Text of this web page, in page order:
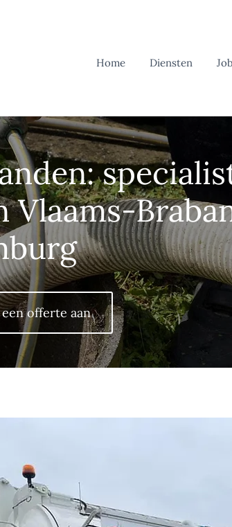
Home Diensten
een offerte aan